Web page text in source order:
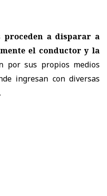
proceden a disparar a
el conductor y la
por sus propios medios
ingresan con diversas